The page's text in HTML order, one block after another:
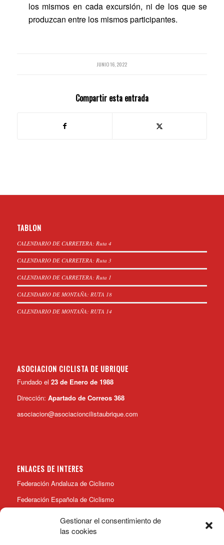
Gestionar el consentimiento de
las cookies
los mismos en cada excursión, ni de los que se
produzcan entre los mismos participantes.
JUNIO 16, 2022
Compartir esta entrada
TABLON
CALENDARIO DE CARRETERA: Ruta 4
CALENDARIO DE CARRETERA: Ruta 3
CALENDARIO DE CARRETERA: Ruta 1
CALENDARIO DE MONTAÑA: RUTA 18
CALENDARIO DE MONTAÑA: RUTA 14
ASOCIACION CICLISTA DE UBRIQUE
Fundado el 23 de Enero de 1988
Dirección: Apartado de Correos 368
asociacion@asociacioncilistaubrique.com
ENLACES DE INTERES
Federación Andaluza de Ciclismo
Federación Española de Ciclismo